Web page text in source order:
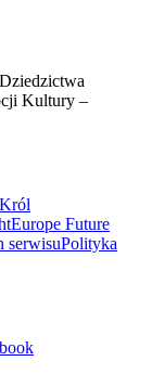
Kultury –
Europe Future
serwisuPolityka